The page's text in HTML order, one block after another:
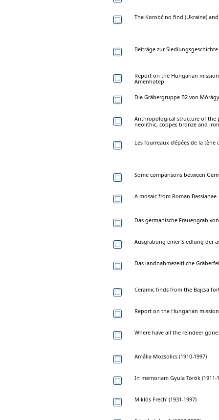
The Korobčino find (Ukraine)
Beiträge zur
Report on the Hungarian
Amenhotep
Die Gräbergruppe B2 von
Anthropological structure of the
neolithic, copper, bronze and
Les fourreaux d'épées de la tène
Some comparisons between
A mosaic from Roman Bassianae
Das germanische Frauengrab
Ausgrabung einer Siedlung der
Das landnahmezeitliche
Ceramic finds from the Bajcsa
Report on the Hungarian
Where have all the reindeer
Amália Mozsolics (1910-1997)
In memoriam Gyula Török (1911-
Miklós Frech' (1931-1997)